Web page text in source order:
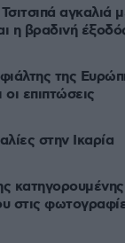
αγκαλιά
η βραδινή
της
επιπτώσεις
στην Ικαρία
στις